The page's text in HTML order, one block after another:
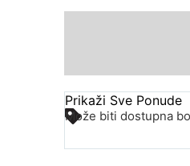
Prikaži Sve Ponude
Može biti dostupna